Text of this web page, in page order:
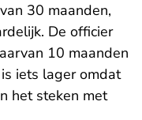
30 maanden,
De officier
10 maanden
iets lager omdat
het steken met